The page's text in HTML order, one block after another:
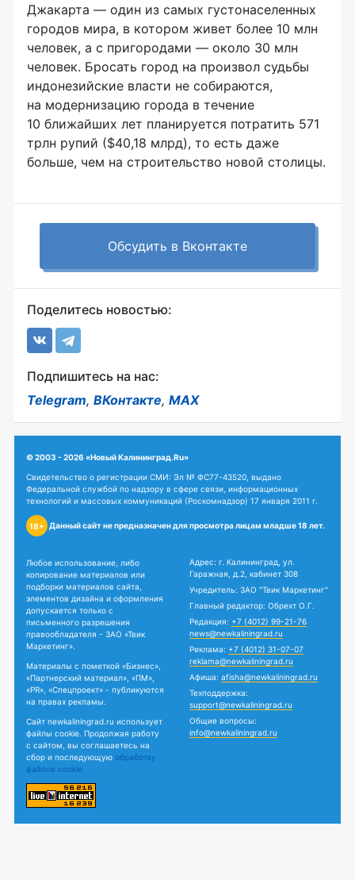
Джакарта — один из самых густонаселенных
городов мира, в котором живет более 10 млн
человек, а с пригородами — около 30 млн
человек. Бросать город на произвол судьбы
индонезийские власти не собираются,
на модернизацию города в течение
10 ближайших лет планируется потратить 571
трлн рупий ($40,18 млрд), то есть даже
больше, чем на строительство новой столицы.
Обсудить в Вконтакте
Поделитесь новостью:
Подпишитесь на нас:
Telegram, ВКонтакте, MAX
© 2003 - 2026 «Новый Калининград.Ru»
Свидетельство о регистрации СМИ: Эл № ФС77-43520, выдано
Федеральной службой по надзору в сфере связи, информационных
технологий и массовых коммуникаций (Роскомнадзор) 17 января 2011 г.
18+ Данный сайт не предназначен для просмотра лицам младше 18 лет.
Любое использование, либо
копирование материалов или
подборки материалов сайта,
элементов дизайна и оформления
допускается только с
письменного разрешения
правообладателя - ЗАО «Твик
Маркетинг».
Материалы с пометкой «Бизнес»,
«Партнерский материал», «ПМ»,
«PR», «Спецпроект» - публикуются
на правах рекламы.
Сайт newkaliningrad.ru использует
файлы cookie. Продолжая работу
с сайтом, вы соглашаетесь на
сбор и последующую обработку
файлов cookie.
Адрес: г. Калининград, ул.
Гаражная, д.2, кабинет 308
Учредитель: ЗАО "Твик Маркетинг"
Главный редактор: Обрехт О.Г.
Редакция: +7 (4012) 99-21-76
news@newkaliningrad.ru
Реклама: +7 (4012) 31-07-07
reklama@newkaliningrad.ru
Афиша: afisha@newkaliningrad.ru
Техподдержка:
support@newkaliningrad.ru
Общие вопросы:
info@newkaliningrad.ru